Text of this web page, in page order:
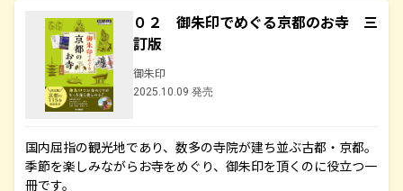
０２ 御朱印でめぐる京都のお寺 三
訂版
御朱印
2025.10.09 発売
国内屈指の観光地であり、数多の寺院が建ち並ぶ古都・京都。
季節を楽しみながらお寺をめぐり、御朱印を頂くのに役立つ一
冊です。